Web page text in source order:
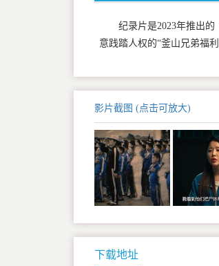
纪录片是2023年推出
意践踏人权的“釜山兄弟福
影片截图 (点击可放大)
下载地址